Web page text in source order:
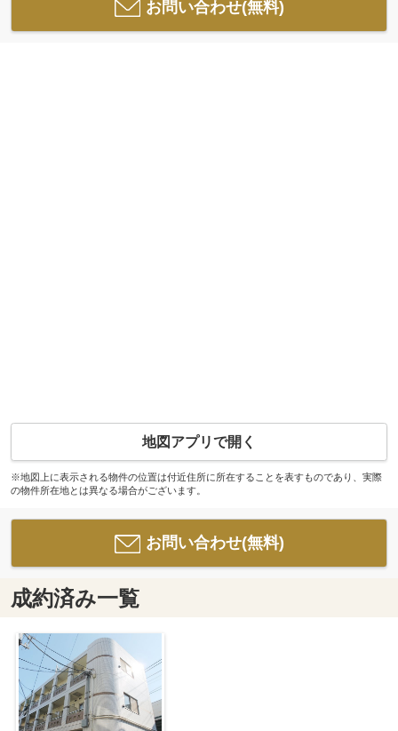
お問い合わせ(無料)
地図アプリで開く
※地図上に表示される物件の位置は付近住所に所在することを表すものであり、実際
の物件所在地とは異なる場合がございます。
お問い合わせ(無料)
成約済み一覧